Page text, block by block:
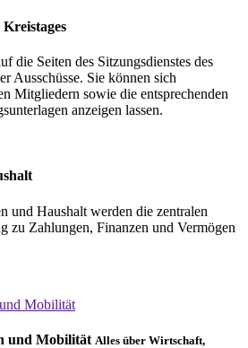
Kreistages
die Seiten des Sitzungsdienstes des
Ausschüsse. Sie können sich
Mitgliedern sowie die entsprechenden
anzeigen lassen.
und Haushalt werden die zentralen
zu Zahlungen, Finanzen und Vermögen
Mobilität
und Mobilität Alles über Wirtschaft,